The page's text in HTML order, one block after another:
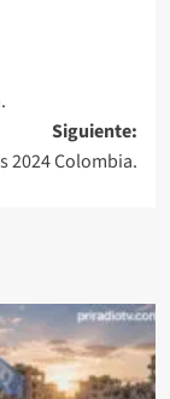
Siguiente:
2024 Colombia.